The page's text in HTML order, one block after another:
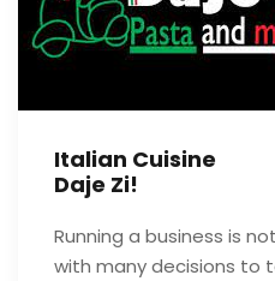
Italian Cuisine
Daje Zi!
Running a business is
with many decisions to